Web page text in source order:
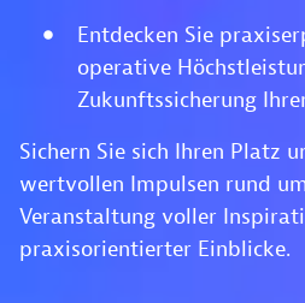
Entdecken Sie
operative
Zukunftssicherung
Sichern Sie sich Ihren Platz
wertvollen Impulsen rund
Veranstaltung voller
praxisorientierter Einblicke.